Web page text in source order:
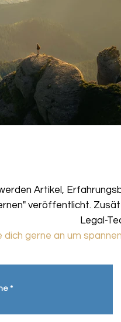
Artikel,
veröffentlicht.
Legal-
dich gerne an um